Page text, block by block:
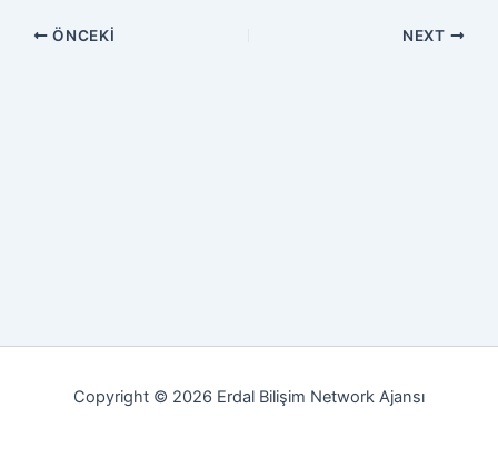
ÖNCEKI NEXT
Copyright © 2026 Erdal Bilişim Network Ajansı